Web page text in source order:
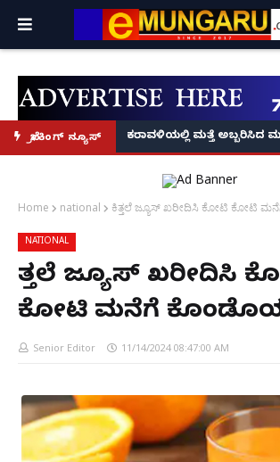
ಬ್ರೇಕಿಂಗ್ ನ್ಯೂಸ್‘ಭಕ್ತ ಪ್ರಹ್ಲಾದ’, ‘ಹೇ ರಾಮ್’!
ಕರಾವಳಿಯಲ್ಲಿ ಮತ್ತೆ ಅಬ್ಬರಿಸಿದ
Home national ಕಿತ್ತಲೆ ಜ್ಯೂಸ್ ಖರೀದಿಸಿ ಕೋಟಿ ಕೋಟಿ
NATIONAL
ಕಿತ್ತಲೆ ಜ್ಯೂಸ್ ಖರೀದಿಸಿ
ಕೋಟಿ ಮನೆಗೆ
Senior Editor 11/14/2024 08:47:00 AM